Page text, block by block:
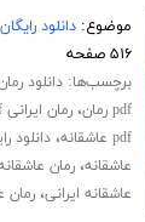
موضوع:دانلود
۵۱۶ صفحه
برچسب‌ها:دانلود
pdf رمان
،رمان ایرانی pdf
pdf عاشقانه ،دانلود
عاشقانه،رمان
عاشقانه ایرانی،رمان